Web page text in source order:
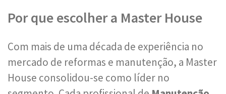
Por que escolher a Master House
Com mais de uma década de experiência no
mercado de reformas e manutenção, a Master
House consolidou-se como líder no